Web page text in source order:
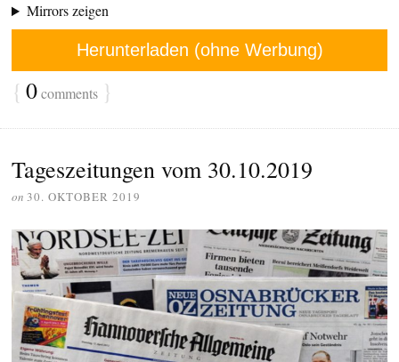
Mirrors zeigen
Herunterladen (ohne Werbung)
{ 0comments }
Tageszeitungen vom 30.10.2019
on 30. OKTOBER 2019